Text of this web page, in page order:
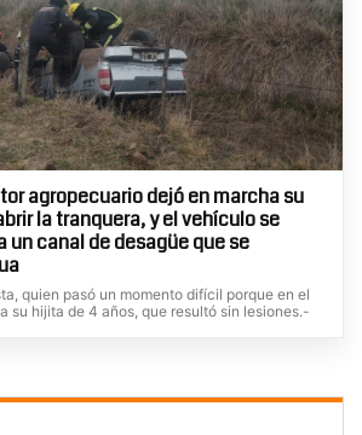
agropecuario dejó en marcha su
la tranquera, y el vehículo se
un canal de desagüe que se
quien pasó un momento difícil porque en el
su hijita de 4 años, que resultó sin lesiones.-